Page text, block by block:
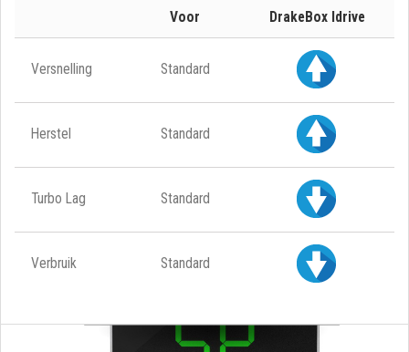
Voor DrakeBox Idrive
Versnelling Standard
Herstel Standard
Turbo Lag Standard
Verbruik Standard